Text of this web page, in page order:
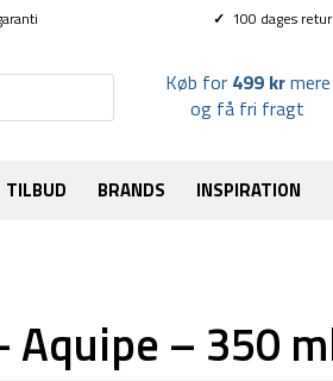
✓ 100 dages
Køb for 499 krmere
og få fri fragt
TILBUD BRANDS INSPIRATION
Aquipe – 350